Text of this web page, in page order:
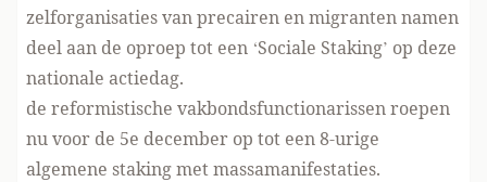
zelforganisaties van precairen en migranten namen
deel aan de oproep tot een ‘Sociale Staking’ op deze
nationale actiedag.
de reformistische vakbondsfunctionarissen roepen
nu voor de 5e december op tot een 8-urige
algemene staking met massamanifestaties.